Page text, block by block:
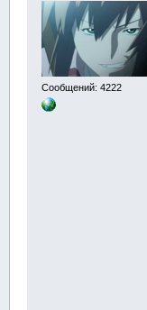
Сообщений: 4222